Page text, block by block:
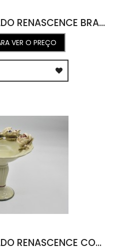
BOWL CESTARIA VAZADO RENASCENCE BRANCO SIG 18L X 20C X 6,5A
VER O PREÇO
BOWL CESTARIA VAZADO RENASCENCE COM PÉ CELADON OPACO 18L X 18,5C X 19A